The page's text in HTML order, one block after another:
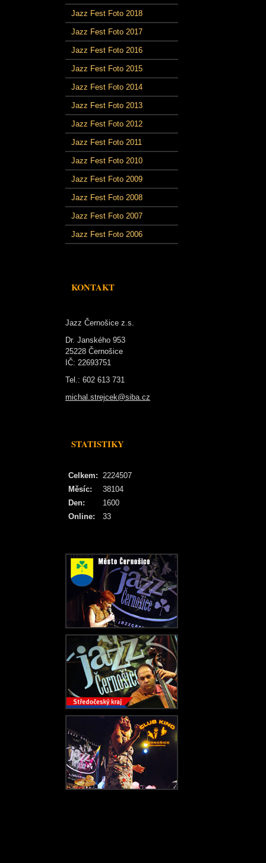
Jazz Fest Foto 2018
Jazz Fest Foto 2017
Jazz Fest Foto 2016
Jazz Fest Foto 2015
Jazz Fest Foto 2014
Jazz Fest Foto 2013
Jazz Fest Foto 2012
Jazz Fest Foto 2011
Jazz Fest Foto 2010
Jazz Fest Foto 2009
Jazz Fest Foto 2008
Jazz Fest Foto 2007
Jazz Fest Foto 2006
KONTAKT
Jazz Černošice z.s.
Dr. Janského 953
25228 Černošice
IČ: 22693751
Tel.: 602 613 731
michal.strejcek@siba.cz
STATISTIKY
Online: 33
Celkem: 2224507
Měsíc:
38104
Den:
1600